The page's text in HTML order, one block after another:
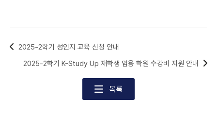
2025-2학기 성인지 교육 신청 안내
목록
2025-2학기 K-Study Up 재학생 임용 학원 수강비 지원 안내